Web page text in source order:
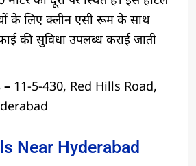
के लिए क्लीन एसी रूम के साथ
की सुविधा उपलब्ध कराई जाती
11-5-430, Red Hills Road,
Near Hyderabad